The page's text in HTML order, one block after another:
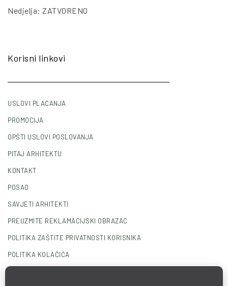
Nedjelja: ZATVORENO
Korisni linkovi
USLOVI PLAĆANJA
PROMOCIJA
OPŠTI USLOVI POSLOVANJA
PITAJ ARHITEKTU
KONTAKT
POSAO
SAVJETI ARHITEKTI
PREUZMITE REKLAMACIJSKI OBRAZAC
POLITIKA ZAŠTITE PRIVATNOSTI KORISNIKA
POLITIKA KOLAČIĆA